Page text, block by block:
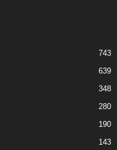
743
639
348
280
190
143